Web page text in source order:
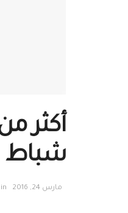
شباط
مارس 24, 2016 in